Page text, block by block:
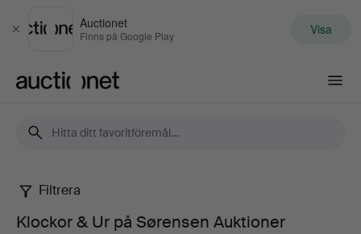
Stäng
Auctionet
Finns på Google Play Visa
Klockor
Filtrera
Klockor & Ur på Sørensen Auktioner